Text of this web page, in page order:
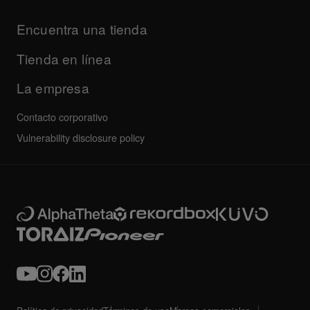
Preguntas frecuentes
Servicio, reparación, garantía
Empresa
Otros
Encuentra una tienda
Tienda en línea
La empresa
Contacto corporativo
Vulnerability disclosure policy